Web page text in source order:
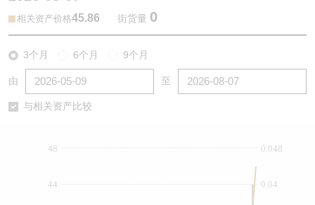
相关资产价格45.86 街货量 0
3个月 6个月 9个月
由 至
与相关资产比较
0.04
0.048
44
48
认股证/牛熊证日志
牛熊证到期结算价查找
中资ETFs溢价比较